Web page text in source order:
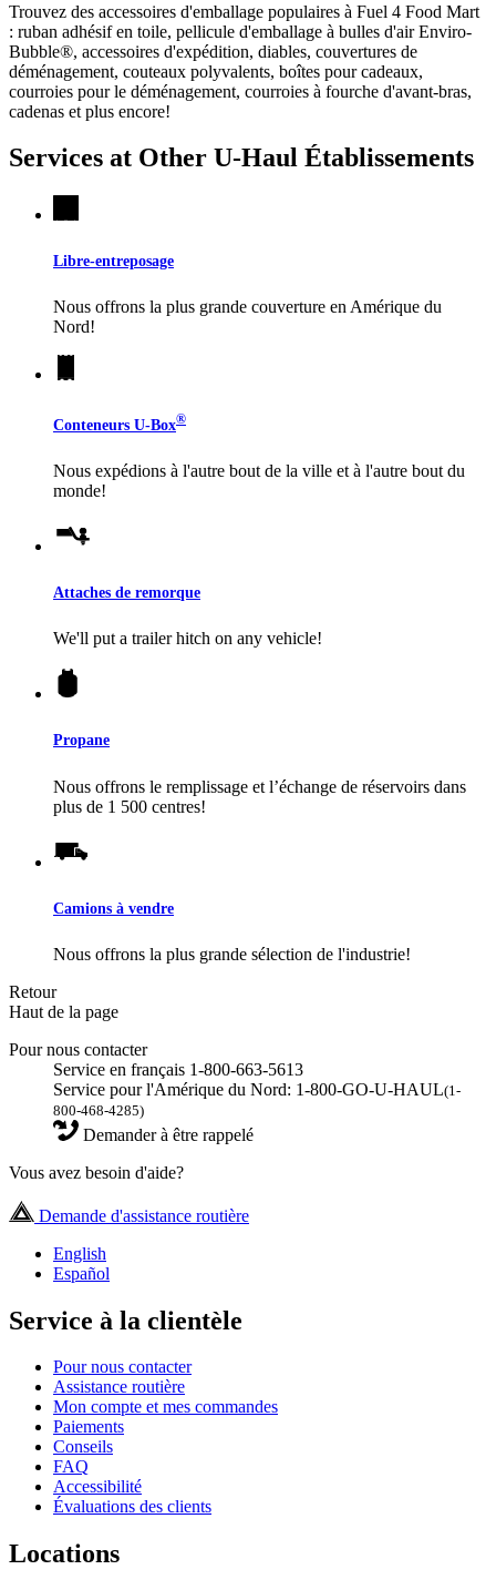
Trouvez des accessoires d'emballage populaires à Fuel 4 Food Mart
: ruban adhésif en toile, pellicule d'emballage à bulles d'air Enviro-
Bubble®, accessoires d'expédition, diables, couvertures de
déménagement, couteaux polyvalents, boîtes pour cadeaux,
courroies pour le déménagement, courroies à fourche d'avant-bras,
cadenas et plus encore!
Services at Other U-Haul Établissements
Libre-entreposage
Nous offrons la plus grande couverture en Amérique du
Nord!
Conteneurs U-Box®
Nous expédions à l'autre bout de la ville et à l'autre bout du
monde!
Attaches de remorque
We'll put a trailer hitch on any vehicle!
Propane
Nous offrons le remplissage et l’échange de réservoirs dans
plus de 1 500 centres!
Camions à vendre
Nous offrons la plus grande sélection de l'industrie!
Retour
Haut de la page
Pour nous contacter
Service en français 1-800-663-5613
Service pour l'Amérique du Nord: 1-800-GO-U-HAUL(1-
800-468-4285)
Demander à être rappelé
Vous avez besoin d'aide?
Demande d'assistance routière
English
Español
Service à la clientèle
Pour nous contacter
Assistance routière
Mon compte et mes commandes
Paiements
Conseils
FAQ
Accessibilité
Évaluations des clients
Locations